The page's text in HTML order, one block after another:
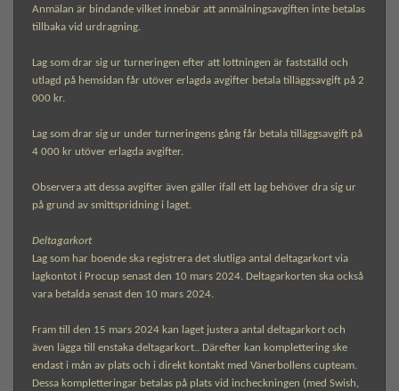
Anmälan är bindande vilket innebär att anmälningsavgiften inte betalas
tillbaka vid urdragning.
Lag som drar sig ur turneringen efter att lottningen är fastställd och
utlagd på hemsidan får utöver erlagda avgifter betala tilläggsavgift på 2
000 kr.
Lag som drar sig ur under turneringens gång får betala tilläggsavgift på
4 000 kr utöver erlagda avgifter.
Observera att dessa avgifter även gäller ifall ett lag behöver dra sig ur
på grund av smittspridning i laget.
Deltagarkort
Lag som har boende ska registrera det slutliga antal deltagarkort via
lagkontot i Procup senast den 10 mars 2024. Deltagarkorten ska också
vara betalda senast den 10 mars 2024.
Fram till den 15 mars 2024 kan laget justera antal deltagarkort och
även lägga till enstaka deltagarkort.. Därefter kan komplettering ske
endast i mån av plats och i direkt kontakt med Vänerbollens cupteam.
Dessa kompletteringar betalas på plats vid incheckningen (med Swish,